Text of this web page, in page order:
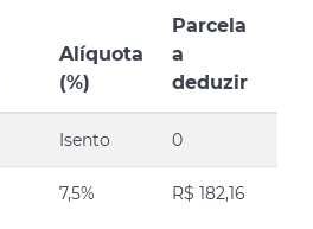
Alíquota
(%)
Parcela
a
deduzir
Isento 0
7,5% R$ 182,16